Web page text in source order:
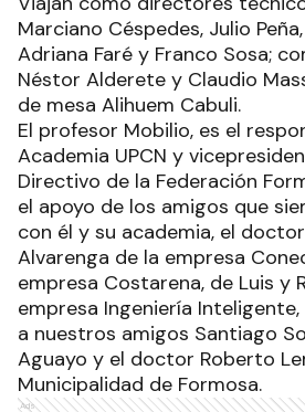
Marciano Céspedes, Julio
Adriana Faré y Franco Sosa;
Néstor Alderete y Claudio
de mesa Alihuem Cabuli.
El profesor Mobilio, es el
Academia UPCN y
Directivo de la Federación
el apoyo de los amigos que
con él y su academia, el
Alvarenga de la empresa
empresa Costarena, de Luis y
empresa Ingeniería
a nuestros amigos Santiago
Aguayo y el doctor Roberto
Municipalidad de Formosa.
Ads